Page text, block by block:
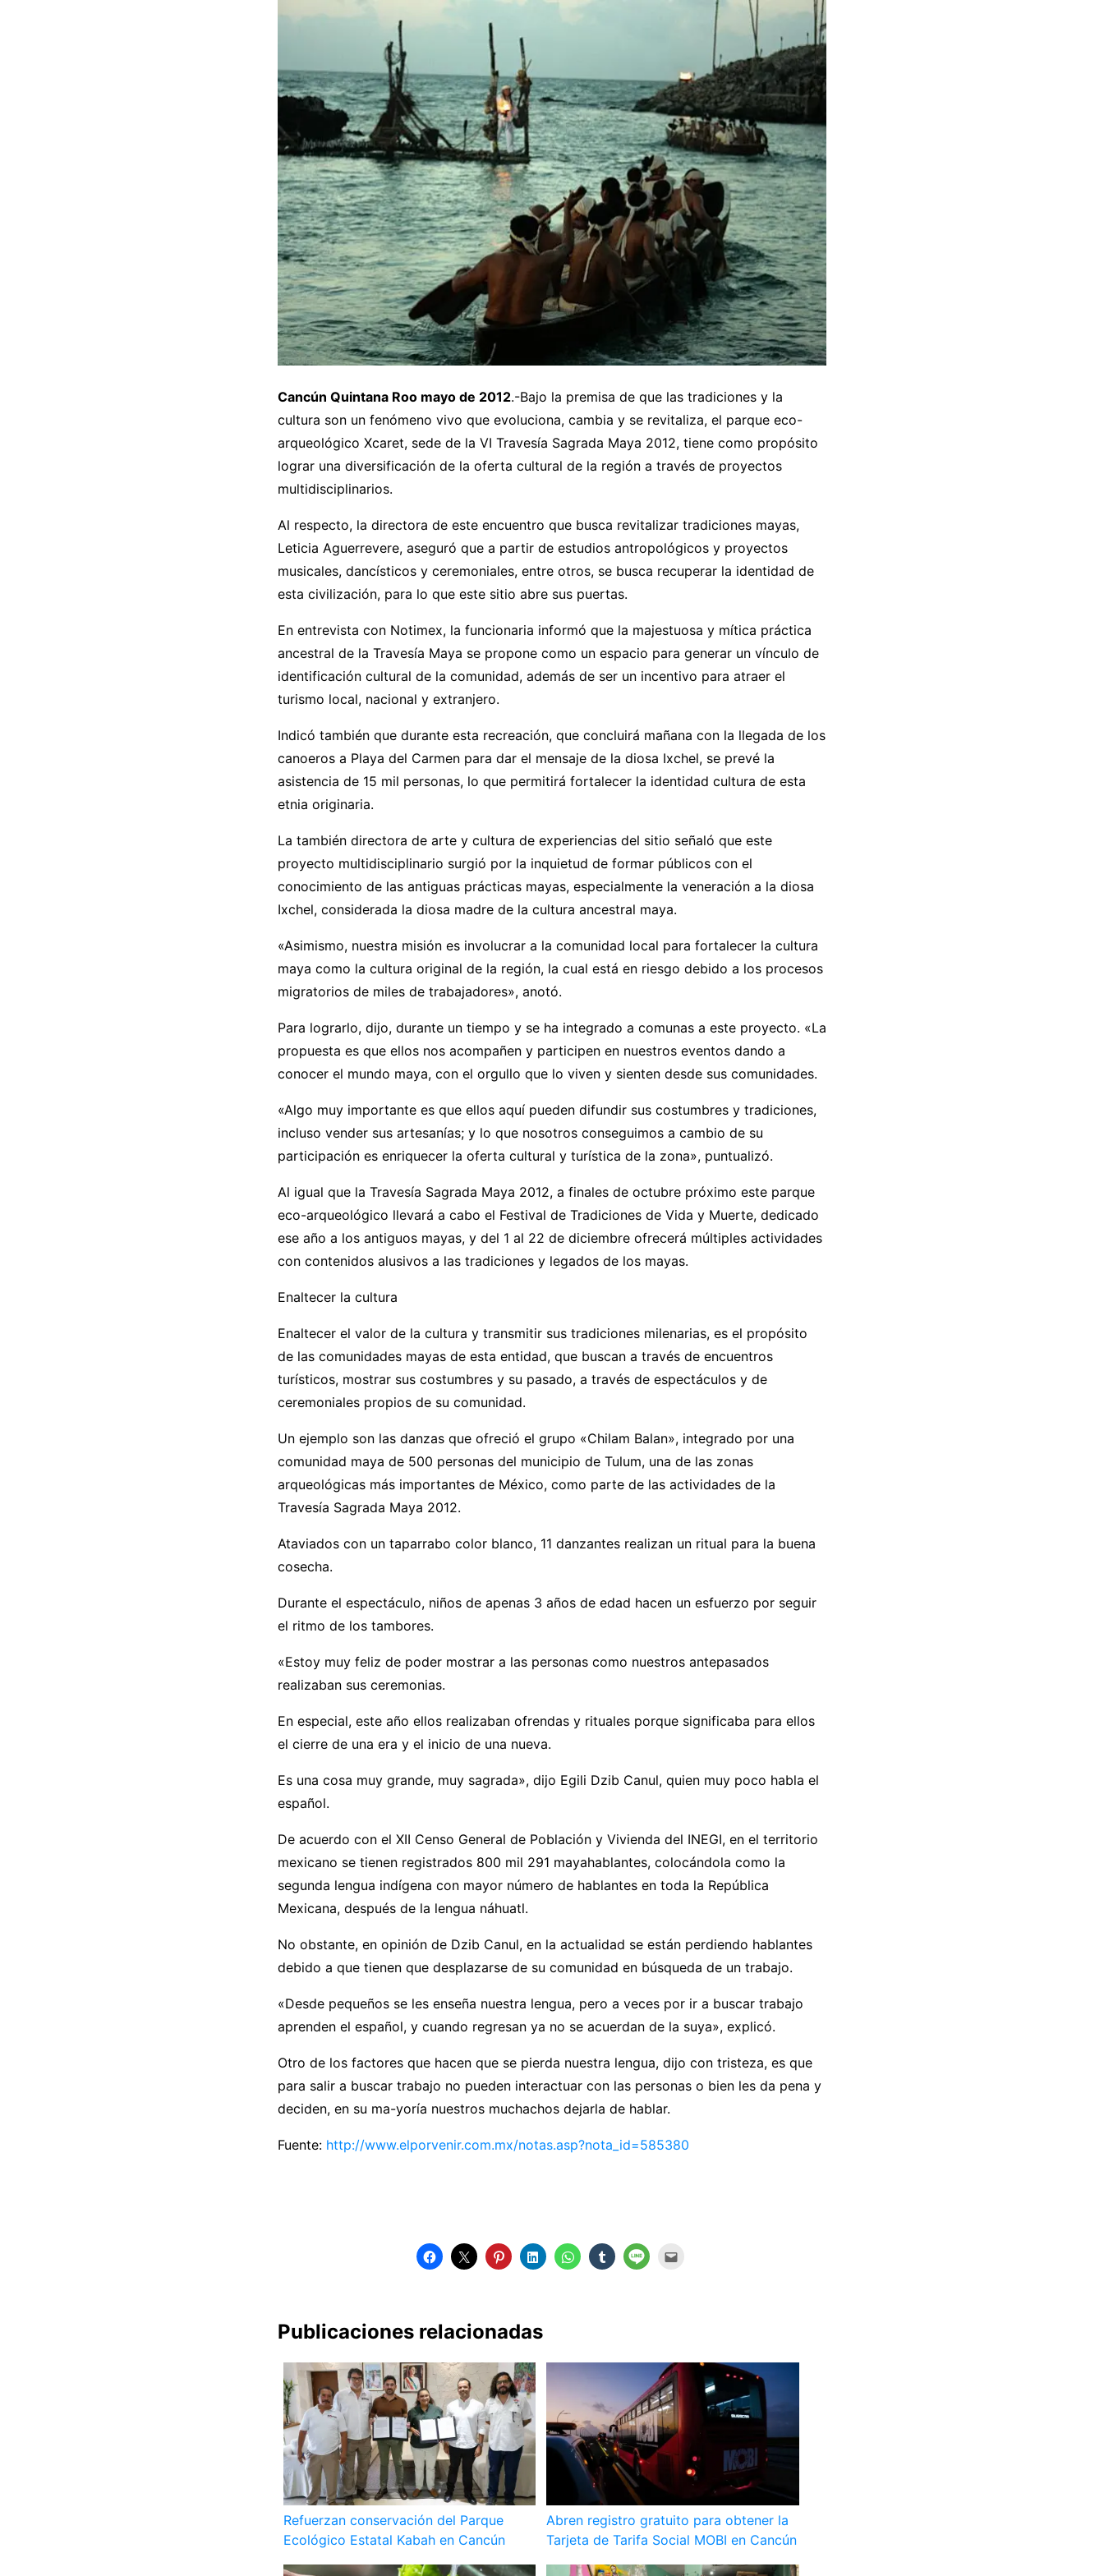
Cancún Quintana Roo mayo de 2012.-Bajo la premisa de que las tradiciones y la
cultura son un fenómeno vivo que evoluciona, cambia y se revitaliza, el parque eco-
arqueológico Xcaret, sede de la VI Travesía Sagrada Maya 2012, tiene como propósito
lograr una diversificación de la oferta cultural de la región a través de proyectos
multidisciplinarios.
Al respecto, la directora de este encuentro que busca revitalizar tradiciones mayas,
Leticia Aguerrevere, aseguró que a partir de estudios antropológicos y proyectos
musicales, dancísticos y ceremoniales, entre otros, se busca recuperar la identidad de
esta civilización, para lo que este sitio abre sus puertas.
En entrevista con Notimex, la funcionaria informó que la majestuosa y mítica práctica
ancestral de la Travesía Maya se propone como un espacio para generar un vínculo de
identificación cultural de la comunidad, además de ser un incentivo para atraer el
turismo local, nacional y extranjero.
Indicó también que durante esta recreación, que concluirá mañana con la llegada de los
canoeros a Playa del Carmen para dar el mensaje de la diosa Ixchel, se prevé la
asistencia de 15 mil personas, lo que permitirá fortalecer la identidad cultura de esta
etnia originaria.
La también directora de arte y cultura de experiencias del sitio señaló que este
proyecto multidisciplinario surgió por la inquietud de formar públicos con el
conocimiento de las antiguas prácticas mayas, especialmente la veneración a la diosa
Ixchel, considerada la diosa madre de la cultura ancestral maya.
«Asimismo, nuestra misión es involucrar a la comunidad local para fortalecer la cultura
maya como la cultura original de la región, la cual está en riesgo debido a los procesos
migratorios de miles de trabajadores», anotó.
Para lograrlo, dijo, durante un tiempo y se ha integrado a comunas a este proyecto. «La
propuesta es que ellos nos acompañen y participen en nuestros eventos dando a
conocer el mundo maya, con el orgullo que lo viven y sienten desde sus comunidades.
«Algo muy importante es que ellos aquí pueden difundir sus costumbres y tradiciones,
incluso vender sus artesanías; y lo que nosotros conseguimos a cambio de su
participación es enriquecer la oferta cultural y turística de la zona», puntualizó.
Al igual que la Travesía Sagrada Maya 2012, a finales de octubre próximo este parque
eco-arqueológico llevará a cabo el Festival de Tradiciones de Vida y Muerte, dedicado
ese año a los antiguos mayas, y del 1 al 22 de diciembre ofrecerá múltiples actividades
con contenidos alusivos a las tradiciones y legados de los mayas.
Enaltecer la cultura
Enaltecer el valor de la cultura y transmitir sus tradiciones milenarias, es el propósito
de las comunidades mayas de esta entidad, que buscan a través de encuentros
turísticos, mostrar sus costumbres y su pasado, a través de espectáculos y de
ceremoniales propios de su comunidad.
Un ejemplo son las danzas que ofreció el grupo «Chilam Balan», integrado por una
comunidad maya de 500 personas del municipio de Tulum, una de las zonas
arqueológicas más importantes de México, como parte de las actividades de la
Travesía Sagrada Maya 2012.
Ataviados con un taparrabo color blanco, 11 danzantes realizan un ritual para la buena
cosecha.
Durante el espectáculo, niños de apenas 3 años de edad hacen un esfuerzo por seguir
el ritmo de los tambores.
«Estoy muy feliz de poder mostrar a las personas como nuestros antepasados
realizaban sus ceremonias.
En especial, este año ellos realizaban ofrendas y rituales porque significaba para ellos
el cierre de una era y el inicio de una nueva.
Es una cosa muy grande, muy sagrada», dijo Egili Dzib Canul, quien muy poco habla el
español.
De acuerdo con el XII Censo General de Población y Vivienda del INEGI, en el territorio
mexicano se tienen registrados 800 mil 291 mayahablantes, colocándola como la
segunda lengua indígena con mayor número de hablantes en toda la República
Mexicana, después de la lengua náhuatl.
No obstante, en opinión de Dzib Canul, en la actualidad se están perdiendo hablantes
debido a que tienen que desplazarse de su comunidad en búsqueda de un trabajo.
«Desde pequeños se les enseña nuestra lengua, pero a veces por ir a buscar trabajo
aprenden el español, y cuando regresan ya no se acuerdan de la suya», explicó.
Otro de los factores que hacen que se pierda nuestra lengua, dijo con tristeza, es que
para salir a buscar trabajo no pueden interactuar con las personas o bien les da pena y
deciden, en su ma-yoría nuestros muchachos dejarla de hablar.
Fuente: http://www.elporvenir.com.mx/notas.asp?nota_id=585380
Publicaciones relacionadas
Refuerzan conservación del Parque
Ecológico Estatal Kabah en Cancún
Abren registro gratuito para obtener la
Tarjeta de Tarifa Social MOBI en Cancún